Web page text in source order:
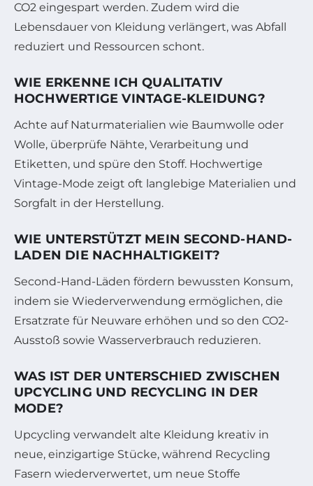
CO2 eingespart werden. Zudem wird die
Lebensdauer von Kleidung verlängert, was Abfall
reduziert und Ressourcen schont.
WIE ERKENNE ICH QUALITATIV
HOCHWERTIGE VINTAGE-KLEIDUNG?
Achte auf Naturmaterialien wie Baumwolle oder
Wolle, überprüfe Nähte, Verarbeitung und
Etiketten, und spüre den Stoff. Hochwertige
Vintage-Mode zeigt oft langlebige Materialien und
Sorgfalt in der Herstellung.
WIE UNTERSTÜTZT MEIN SECOND-HAND-
LADEN DIE NACHHALTIGKEIT?
Second-Hand-Läden fördern bewussten Konsum,
indem sie Wiederverwendung ermöglichen, die
Ersatzrate für Neuware erhöhen und so den CO2-
Ausstoß sowie Wasserverbrauch reduzieren.
WAS IST DER UNTERSCHIED ZWISCHEN
UPCYCLING UND RECYCLING IN DER
MODE?
Upcycling verwandelt alte Kleidung kreativ in
neue, einzigartige Stücke, während Recycling
Fasern wiederverwertet, um neue Stoffe